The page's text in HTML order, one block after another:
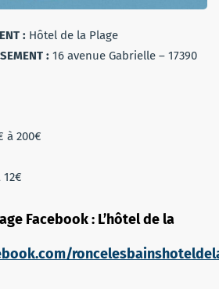
: Hôtel de la Plage
: 16 avenue Gabrielle – 17390
à 200€
Facebook : L’hôtel de la